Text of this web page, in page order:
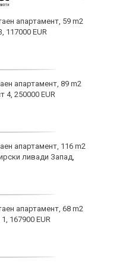
апартамент, 59 m2
EUR
апартамент, 89 m2
250000 EUR
апартамент, 116 m2
ливади Запад,
апартамент, 68 m2
167900 EUR